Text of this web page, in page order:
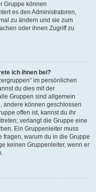
Gruppe können
es den Administratoren,
zu ändern und sie zum
oder ihnen Zugriff zu
ich ihnen bei?
im persönlichen
du dies mit der
Gruppen sind allgemein
andere können geschlossen
offen ist, kannst du ihr
verlangt die Gruppe eine
Ein Gruppenleiter muss
fragen, warum du in die Gruppe
keinen Gruppenleiter, wenn er